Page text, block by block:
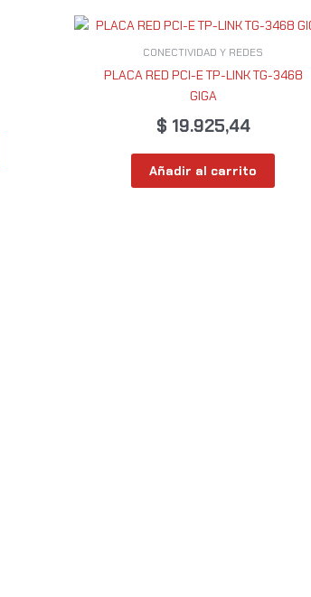
CONECTIVIDAD Y REDES
PLACA RED PCI-E TP-LINK TG-3468
GIGA
$ 19.925,44
Añadir al carrito